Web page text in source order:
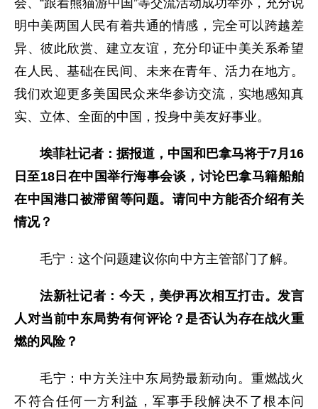
明中美两国人民有着共通的情感，完全可以跨越差
异、彼此欣赏、建立友谊，充分印证中美关系希望
在人民、基础在民间、未来在青年、活力在地方。
我们欢迎更多美国民众来华参访交流，实地感知真
实、立体、全面的中国，投身中美友好事业。
埃菲社记者：据报道，中国和巴拿马将于7月16
日至18日在中国举行海事会谈，讨论巴拿马籍船舶
在中国港口被滞留等问题。请问中方能否介绍有关
情况？
毛宁：这个问题建议你向中方主管部门了解。
法新社记者：今天，美伊再次相互打击。发言
人对当前中东局势有何评论？是否认为存在战火重
燃的风险？
毛宁：中方关注中东局势最新动向。重燃战火
不符合任何一方利益，军事手段解决不了根本问